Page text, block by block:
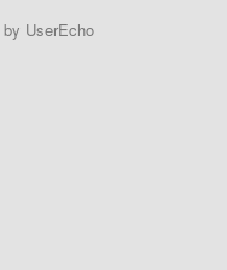
by UserEcho